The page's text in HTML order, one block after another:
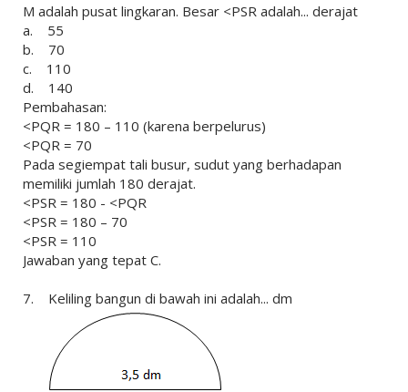
M adalah pusat lingkaran. Besar <PSR adalah... derajat
a. 55
b. 70
c. 110
d. 140
Pembahasan:
<PQR = 180 – 110 (karena berpelurus)
<PQR = 70
Pada segiempat tali busur, sudut yang berhadapan
memiliki jumlah 180 derajat.
<PSR = 180 - <PQR
<PSR = 180 – 70
<PSR = 110
Jawaban yang tepat C.
7. Keliling bangun di bawah ini adalah... dm